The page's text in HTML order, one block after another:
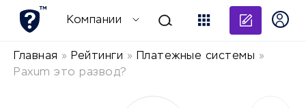
Компании
Главная » Рейтинги » Платежные системы »
Paxum это развод?